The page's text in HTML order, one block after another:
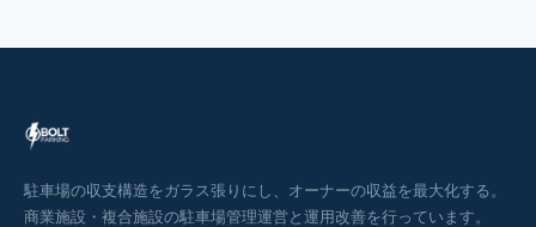
駐車場の収支構造をガラス張りにし、オーナーの収益を最大化する。
商業施設・複合施設の駐車場管理運営と運用改善を行っています。